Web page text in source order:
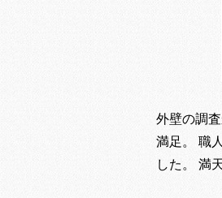
外壁の調
満足。 職
した。 満